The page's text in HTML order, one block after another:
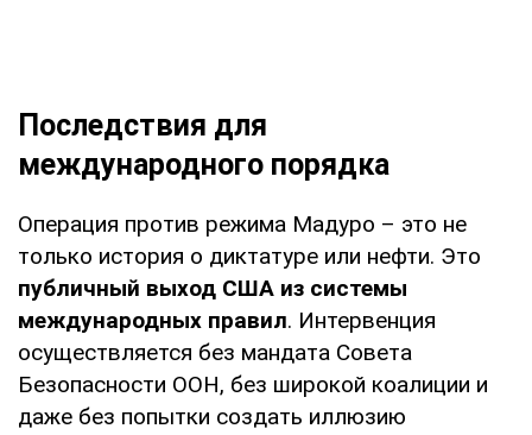
Последствия для
международного порядка
Операция против режима Мадуро – это не
только история о диктатуре или нефти. Это
публичный выход США из системы
международных правил. Интервенция
осуществляется без мандата Совета
Безопасности ООН, без широкой коалиции и
даже без попытки создать иллюзию